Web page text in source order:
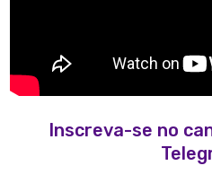
Inscreva-se no